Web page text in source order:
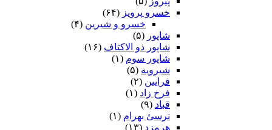
خسرو پرویز (۶۴)
خسرو و شیرین (۴)
شاپور (۵)
شاپور ذو الاکتاف (۱۶)
شاپور سوم‏ (۱)
شیرویه (۵)
فرایین (۲)
فرخ زاد (۱)
قباد (۹)
نرسئ بهرام‏ (۱)
هرمزد (۱۳)